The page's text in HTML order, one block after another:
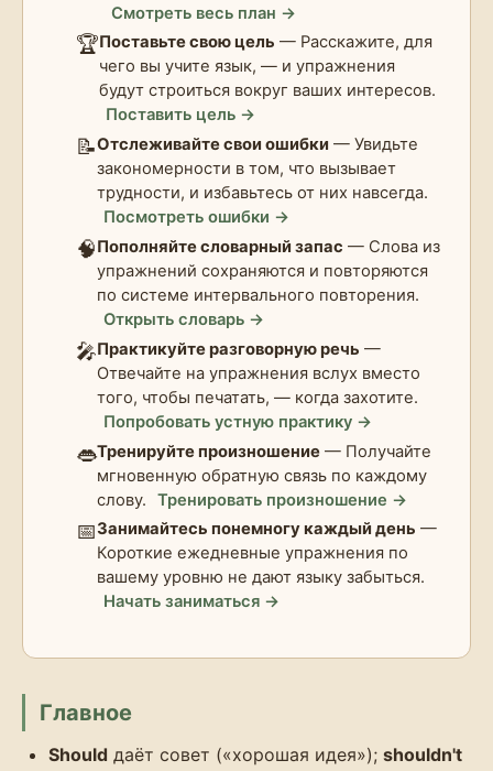
Смотреть весь план →
🏆Поставьте свою цель — Расскажите, для
чего вы учите язык, — и упражнения
будут строиться вокруг ваших интересов.
Поставить цель →
📝Отслеживайте свои ошибки — Увидьте
закономерности в том, что вызывает
трудности, и избавьтесь от них навсегда.
Посмотреть ошибки →
🧠Пополняйте словарный запас — Слова из
упражнений сохраняются и повторяются
по системе интервального повторения.
Открыть словарь →
🎤Практикуйте разговорную речь —
Отвечайте на упражнения вслух вместо
того, чтобы печатать, — когда захотите.
Попробовать устную практику →
👄Тренируйте произношение — Получайте
мгновенную обратную связь по каждому
слову.
Тренировать произношение →
📅Занимайтесь понемногу каждый день —
Короткие ежедневные упражнения по
вашему уровню не дают языку забыться.
Начать заниматься →
Главное
Should даёт совет («хорошая идея»); shouldn't